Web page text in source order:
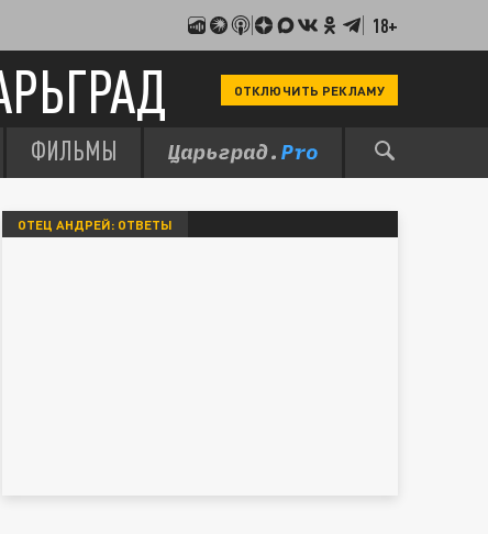
18+
ОТКЛЮЧИТЬ РЕКЛАМУ
ФИЛЬМЫ
ОТЕЦ АНДРЕЙ: ОТВЕТЫ